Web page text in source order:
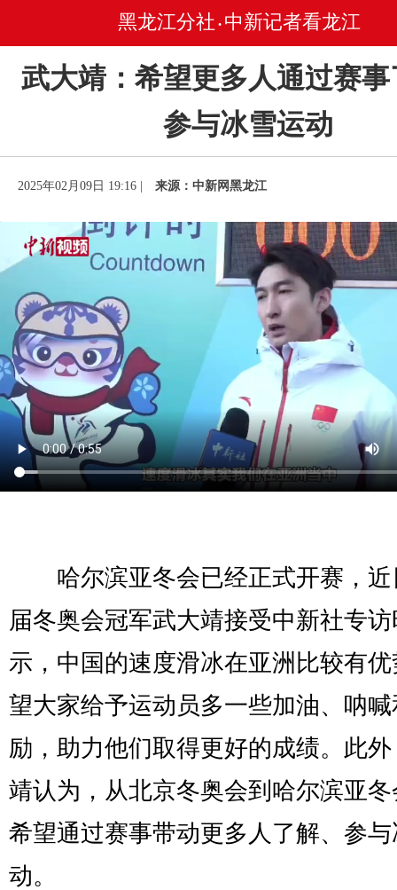
黑龙江分社 • 中新记者看龙江
武大靖：希望更多人通过赛
参与冰雪运动
2025年02月09日 19:16 | 来源：中新网黑龙江
哈尔滨亚冬会已经正式开赛，近
届冬奥会冠军武大靖接受中新社专
示，中国的速度滑冰在亚洲比较有
望大家给予运动员多一些加油、呐
励，助力他们取得更好的成绩。此
靖认为，从北京冬奥会到哈尔滨亚
希望通过赛事带动更多人了解、参
动。